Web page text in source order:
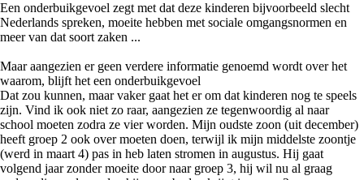
Een onderbuikgevoel zegt met dat deze kinderen bijvoorbeeld slecht
Nederlands spreken, moeite hebben met sociale omgangsnormen en
meer van dat soort zaken ...
Maar aangezien er geen verdere informatie genoemd wordt over het
waarom, blijft het een onderbuikgevoel
Dat zou kunnen, maar vaker gaat het er om dat kinderen nog te speels
zijn. Vind ik ook niet zo raar, aangezien ze tegenwoordig al naar
school moeten zodra ze vier worden. Mijn oudste zoon (uit december)
heeft groep 2 ook over moeten doen, terwijl ik mijn middelste zoontje
(werd in maart 4) pas in heb laten stromen in augustus. Hij gaat
volgend jaar zonder moeite door naar groep 3, hij wil nu al graag